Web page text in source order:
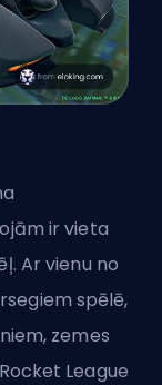
ir vieta
Ar vienu no
spēlē,
zemes
League